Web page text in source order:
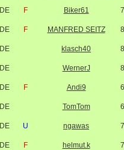
DE F Biker61
DE F MANFRED SEITZ
DE klasch40
DE WernerJ
DE F Andi9
DE TomTom
DE U ngawas
DE F helmut.k